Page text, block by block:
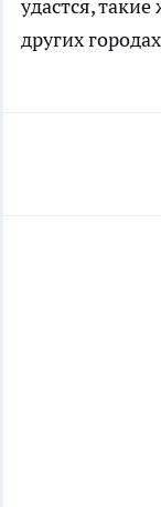
удастся,
других